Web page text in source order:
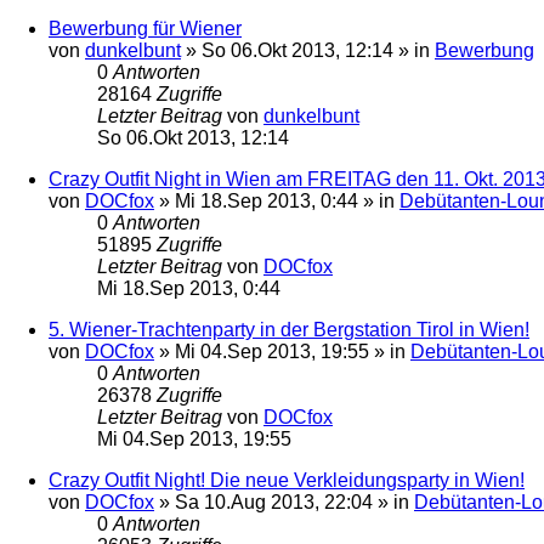
Bewerbung für Wiener
von dunkelbunt» So 06.Okt 2013, 12:14 » in Bewerbung
0 Antworten
28164 Zugriffe
Letzter Beitrag von dunkelbunt
So 06.Okt 2013, 12:14
Crazy Outfit Night in Wien am FREITAG den 11. Okt.
von DOCfox » Mi 18.Sep 2013, 0:44 » in Debütanten-
0 Antworten
51895 Zugriffe
Letzter Beitrag von DOCfox
Mi 18.Sep 2013, 0:44
5. Wiener-Trachtenparty in der Bergstation Tirol in Wien!
von DOCfox » Mi 04.Sep 2013, 19:55 » in Debütanten-
0 Antworten
26378 Zugriffe
Letzter Beitrag von DOCfox
Mi 04.Sep 2013, 19:55
Crazy Outfit Night! Die neue Verkleidungsparty in Wien!
von DOCfox » Sa 10.Aug 2013, 22:04 » in Debütanten-
0 Antworten